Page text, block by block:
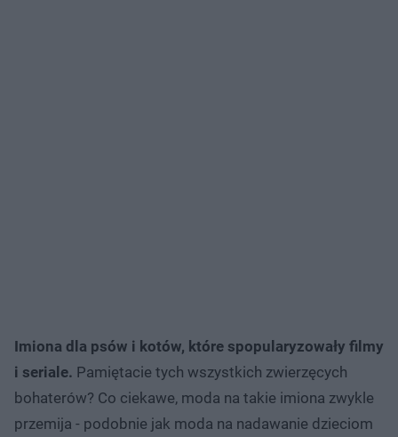
Imiona dla psów i kotów, które spopularyzowały filmy
i seriale. Pamiętacie tych wszystkich zwierzęcych
bohaterów? Co ciekawe, moda na takie imiona zwykle
przemija - podobnie jak moda na nadawanie dzieciom